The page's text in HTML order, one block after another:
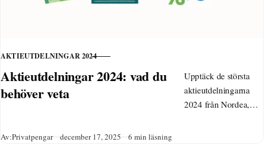
KATEGORI
AKTIEUTDELNINGAR 2024
Aktieutdelningar 2024: vad du
behöver veta
Upptäck de största
aktieutdelningarna
2024 från Nordea,
Av:Privatpengar Publicerad
december 17, 2025 6 min läsning